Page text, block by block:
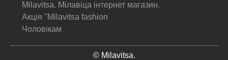
Milavitsa. Мілавіца інтернет магазин.
Акція "Milavitsa fashion
Чоловікам
© Milavitsa.